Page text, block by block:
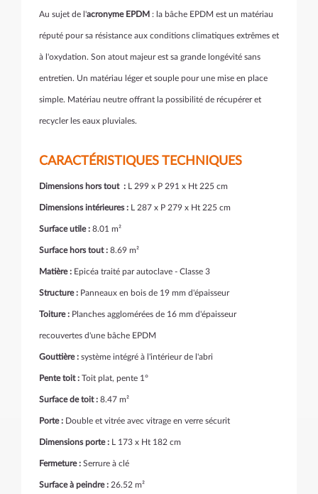
Au sujet de l'acronyme EPDM : la bâche EPDM est un matériau
réputé pour sa résistance aux conditions climatiques extrêmes et
à l'oxydation. Son atout majeur est sa grande longévité sans
entretien. Un matériau léger et souple pour une mise en place
simple. Matériau neutre offrant la possibilité de récupérer et
recycler les eaux pluviales.
CARACTÉRISTIQUES TECHNIQUES
Dimensions hors tout : L 299 x P 291 x Ht 225 cm
Dimensions intérieures : L 287 x P 279 x Ht 225 cm
Surface utile : 8.01 m²
Surface hors tout : 8.69 m²
Matière : Epicéa traité par autoclave - Classe 3
Structure : Panneaux en bois de 19 mm d'épaisseur
Toiture : Planches agglomérées de 16 mm d'épaisseur
recouvertes d'une bâche EPDM
Gouttière : système intégré à l'intérieur de l'abri
Pente toit : Toit plat, pente 1°
Surface de toit : 8.47 m²
Porte : Double et vitrée avec vitrage en verre sécurit
Dimensions porte : L 173 x Ht 182 cm
Fermeture : Serrure à clé
Surface à peindre : 26.52 m²